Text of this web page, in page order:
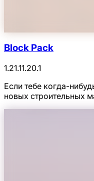
Block Pack
1.21.11.20.1
Если тебе когда-
новых строительных